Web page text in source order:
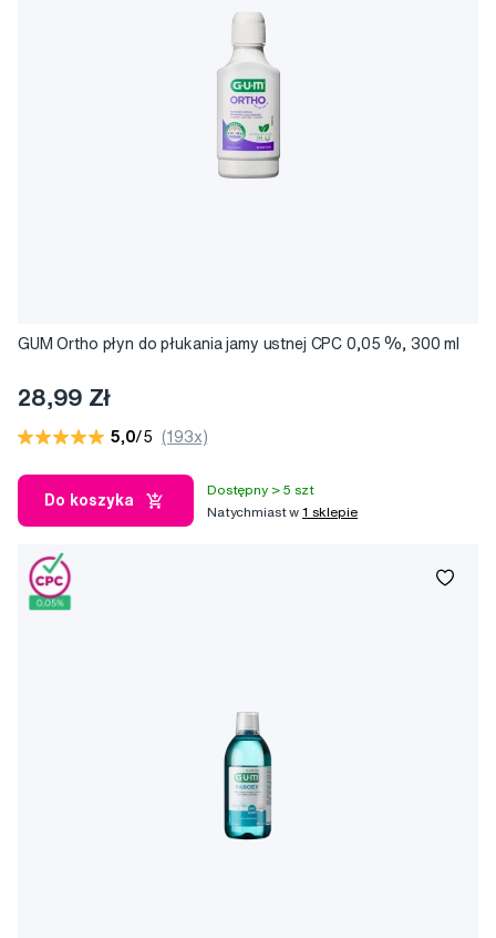
GUM Ortho płyn do płukania jamy ustnej CPC 0,05 %, 300 ml
28,99 Zł
5,0/5 (193x)
Do koszyka
Dostępny > 5 szt
Natychmiast w1 sklepie